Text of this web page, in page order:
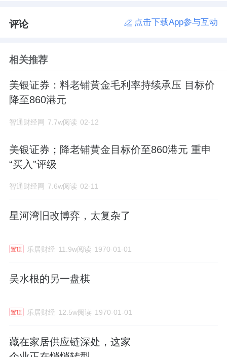
评论 点击下载App参与互动
相关推荐
美银证券：料老铺黄金毛利率持续承压 目标价
降至860港元
智通财经网 7.7w阅读 02-12
美银证券；降老铺黄金目标价至860港元 重申
“买入”评级
智通财经网 7.6w阅读 02-11
星河湾旧改博弈，太复杂了
置顶 乐居财经 11.9w阅读 1970-01-01
吴水根的另一盘棋
置顶 乐居财经 12.5w阅读 1970-01-01
藏在家居供应链深处，这家